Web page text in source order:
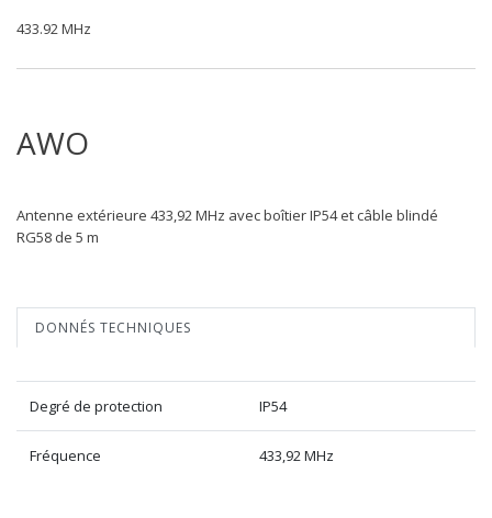
433.92 MHz
AWO
Antenne extérieure 433,92 MHz avec boîtier IP54 et câble blindé
RG58 de 5 m
DONNÉS TECHNIQUES
Degré de protection IP54
Fréquence 433,92 MHz